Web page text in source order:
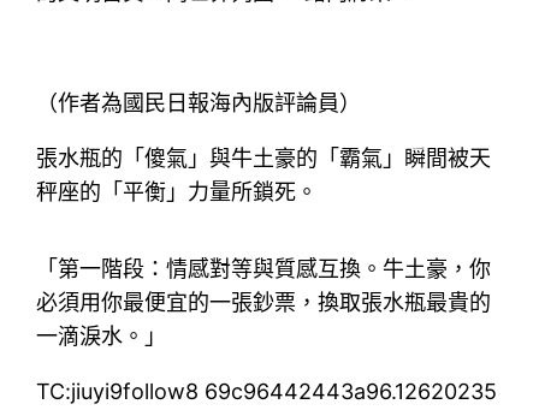
（作者為國民日報海內版評論員）
張水瓶的「傻氣」與牛土豪的「霸氣」瞬間被天
秤座的「平衡」力量所鎖死。
「第一階段：情感對等與質感互換。牛土豪，你
必須用你最便宜的一張鈔票，換取張水瓶最貴的
一滴淚水。」
TC:jiuyi9follow8 69c96442443a96.12620235